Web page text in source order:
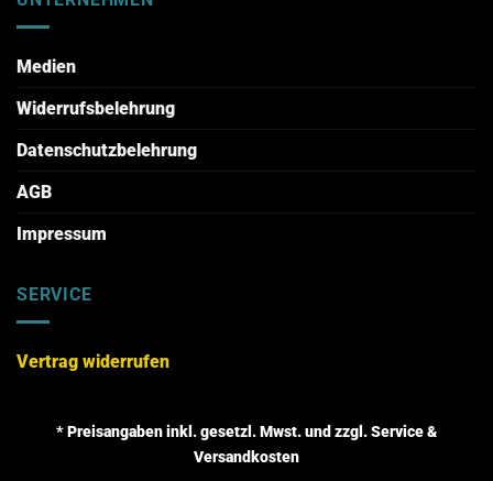
Medien
Widerrufsbelehrung
Datenschutzbelehrung
AGB
Impressum
SERVICE
Vertrag widerrufen
* Preisangaben inkl. gesetzl. Mwst. und zzgl. Service &
Versandkosten